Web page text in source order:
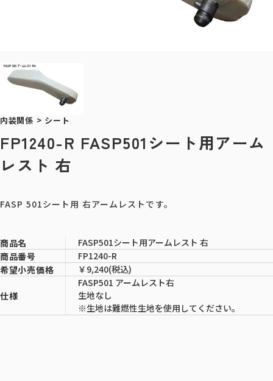
内装関係 > シート
FP1240-R FASP501シート用アーム
レスト 右
FASP 501シート用 右アームレストです。
商品名
FASP501シート用アームレスト 右
商品番号
FP1240-R
希望小売価格
￥9,240(税込)
仕様
FASP501 アームレスト右
生地なし
※生地は難燃性生地を使用してください。